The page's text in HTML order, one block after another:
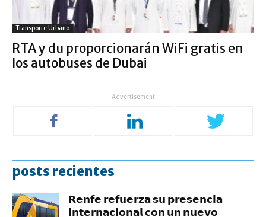
Transporte Urbano
RTA y du proporcionarán WiFi gratis en
los autobuses de Dubai
- Advertisement -
posts recientes
𝗥𝗲𝗻𝗳𝗲 𝗿𝗲𝗳𝘂𝗲𝗿𝘇𝗮 𝘀𝘂 𝗽𝗿𝗲𝘀𝗲𝗻𝗰𝗶𝗮
𝗶𝗻𝘁𝗲𝗿𝗻𝗮𝗰𝗶𝗼𝗻𝗮𝗹 𝗰𝗼𝗻 𝘂𝗻 𝗻𝘂𝗲𝘃𝗼